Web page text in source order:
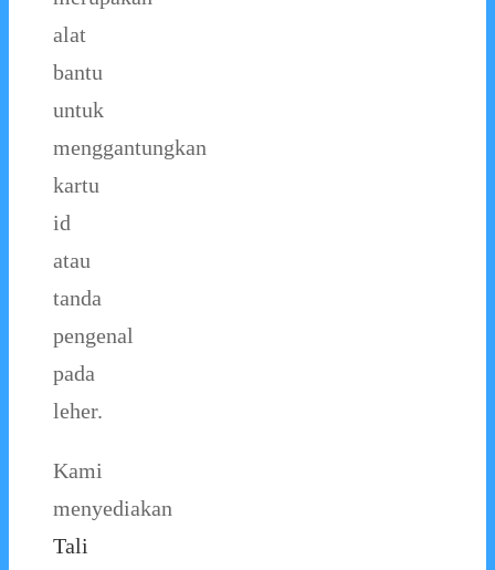
alat
bantu
untuk
menggantungkan
kartu
id
atau
tanda
pengenal
pada
leher.
Kami
menyediakan
Tali